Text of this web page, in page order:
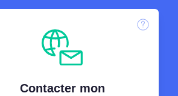
Contacter mon